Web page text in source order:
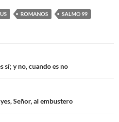
ROMANOS SALMO 99
sí; y no, cuando es no
Señor, al embustero